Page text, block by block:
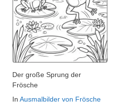
Der große Sprung der
Frösche
In Ausmalbilder von Frösche